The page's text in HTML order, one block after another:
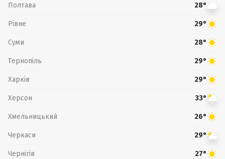
Полтава 28°
Рівне 29°
Суми 28°
Тернопіль 29°
Харків 29°
Херсон 33°
Хмельницький 26°
Черкаси 29°
Чернігів 27°